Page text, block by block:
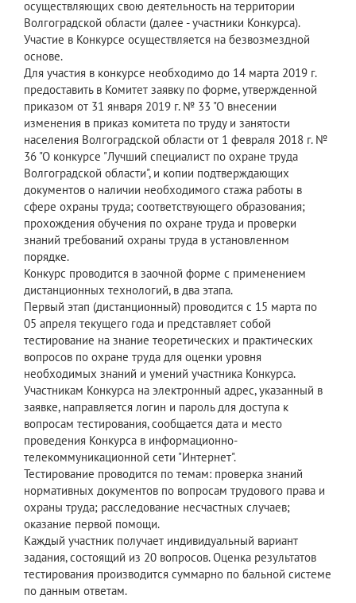
осуществляющих свою деятельность на территории
Волгоградской области (далее - участники Конкурса).
Участие в Конкурсе осуществляется на безвозмездной
основе.
Для участия в конкурсе необходимо до 14 марта 2019 г.
предоставить в Комитет заявку по форме, утвержденной
приказом от 31 января 2019 г. № 33 "О внесении
изменения в приказ комитета по труду и занятости
населения Волгоградской области от 1 февраля 2018 г. №
36 "О конкурсе "Лучший специалист по охране труда
Волгоградской области", и копии подтверждающих
документов о наличии необходимого стажа работы в
сфере охраны труда; соответствующего образования;
прохождения обучения по охране труда и проверки
знаний требований охраны труда в установленном
порядке.
Конкурс проводится в заочной форме с применением
дистанционных технологий, в два этапа.
Первый этап (дистанционный) проводится с 15 марта по
05 апреля текущего года и представляет собой
тестирование на знание теоретических и практических
вопросов по охране труда для оценки уровня
необходимых знаний и умений участника Конкурса.
Участникам Конкурса на электронный адрес, указанный в
заявке, направляется логин и пароль для доступа к
вопросам тестирования, сообщается дата и место
проведения Конкурса в информационно-
телекоммуникационной сети "Интернет".
Тестирование проводится по темам: проверка знаний
нормативных документов по вопросам трудового права и
охраны труда; расследование несчастных случаев;
оказание первой помощи.
Каждый участник получает индивидуальный вариант
задания, состоящий из 20 вопросов. Оценка результатов
тестирования производится суммарно по бальной системе
по данным ответам.